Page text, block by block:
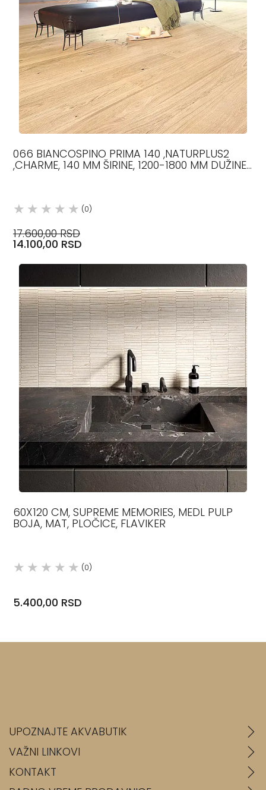
066 BIANCOSPINO PRIMA 140 ,NATURPLUS2
,CHARME, 140 MM ŠIRINE, 1200-1800 MM DUŽINE,
(0)
17.600,00 RSD
14.100,00 RSD
60X120 CM, SUPREME MEMORIES, MEDL PULP
BOJA, MAT, PLOČICE, FLAVIKER
(0)
5.400,00 RSD
UPOZNAJTE AKVABUTIK
VAŽNI LINKOVI
KONTAKT